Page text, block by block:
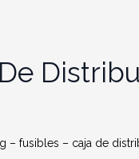
– fusibles – caja de